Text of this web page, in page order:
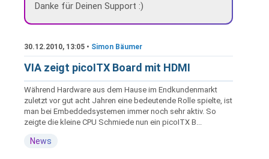
Danke für Deinen Support :)
30.12.2010, 13:05 • Simon Bäumer
VIA zeigt picoITX Board mit HDMI
Während Hardware aus dem Hause im Endkundenmarkt
zuletzt vor gut acht Jahren eine bedeutende Rolle spielte, ist
man bei Embeddedsystemen immer noch sehr aktiv. So
zeigte die kleine CPU Schmiede nun ein picoITX B...
News